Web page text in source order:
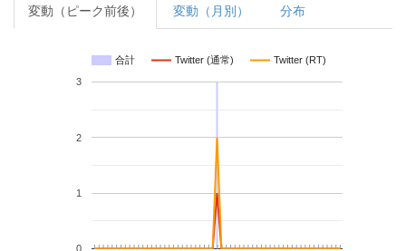
変動（ピーク前後） 変動（月別） 分布
合計 Twitter (通常) Twitter (RT)
0
1
2
3